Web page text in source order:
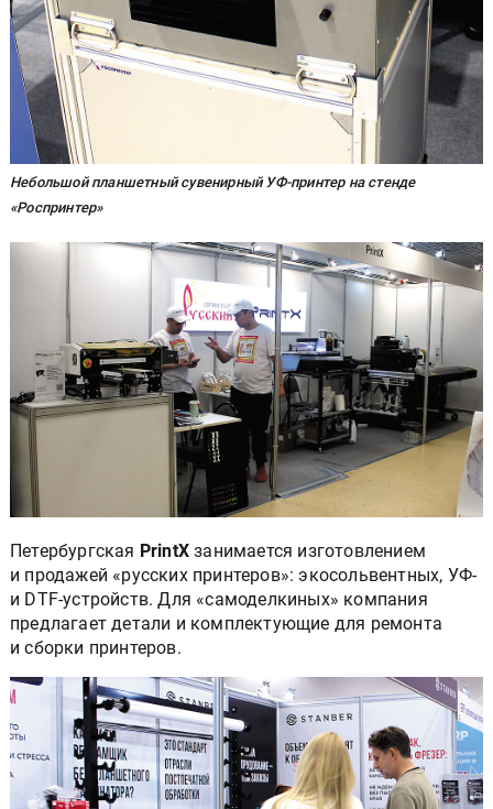
Небольшой планшетный сувенирный УФ-принтер на стенде
«Роспринтер»
Петербургская PrintXзанимается изготовлением
и продажей «русских принтеров»: экосольвентных, УФ-
и DTF-устройств. Для «самоделкиных» компания
предлагает детали и комплектующие для ремонта
и сборки принтеров.